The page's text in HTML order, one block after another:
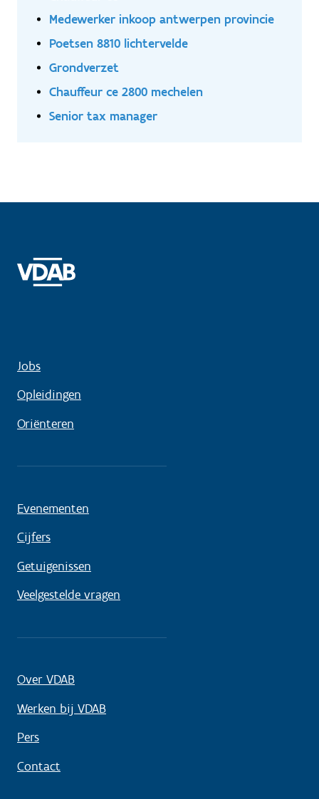
Medewerker inkoop antwerpen provincie
Poetsen 8810 lichtervelde
Grondverzet
Chauffeur ce 2800 mechelen
Senior tax manager
Jobs
Opleidingen
Oriënteren
Evenementen
Cijfers
Getuigenissen
Veelgestelde vragen
Over VDAB
Werken bij VDAB
Pers
Contact